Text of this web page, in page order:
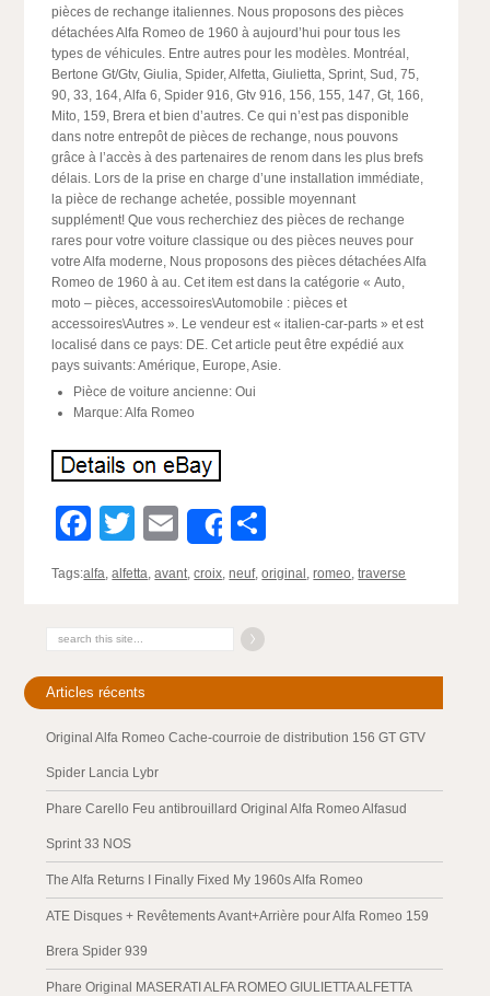
pièces de rechange italiennes. Nous proposons des pièces
détachées Alfa Romeo de 1960 à aujourd’hui pour tous les
types de véhicules. Entre autres pour les modèles. Montréal,
Bertone Gt/Gtv, Giulia, Spider, Alfetta, Giulietta, Sprint, Sud, 75,
90, 33, 164, Alfa 6, Spider 916, Gtv 916, 156, 155, 147, Gt, 166,
Mito, 159, Brera et bien d’autres. Ce qui n’est pas disponible
dans notre entrepôt de pièces de rechange, nous pouvons
grâce à l’accès à des partenaires de renom dans les plus brefs
délais. Lors de la prise en charge d’une installation immédiate,
la pièce de rechange achetée, possible moyennant
supplément! Que vous recherchiez des pièces de rechange
rares pour votre voiture classique ou des pièces neuves pour
votre Alfa moderne, Nous proposons des pièces détachées Alfa
Romeo de 1960 à au. Cet item est dans la catégorie « Auto,
moto – pièces, accessoires\Automobile : pièces et
accessoires\Autres ». Le vendeur est « italien-car-parts » et est
localisé dans ce pays: DE. Cet article peut être expédié aux
pays suivants: Amérique, Europe, Asie.
Pièce de voiture ancienne: Oui
Marque: Alfa Romeo
Facebook
Twitter
EmailShare
Tags:alfa,alfetta,avant,croix,neuf,original ,romeo,traverse
Articles récents
Original Alfa Romeo Cache-courroie de distribution 156 GT GTV
Spider Lancia Lybr
Phare Carello Feu antibrouillard Original Alfa Romeo Alfasud
Sprint 33 NOS
The Alfa Returns I Finally Fixed My 1960s Alfa Romeo
ATE Disques + Revêtements Avant+Arrière pour Alfa Romeo 159
Brera Spider 939
Phare Original MASERATI ALFA ROMEO GIULIETTA ALFETTA